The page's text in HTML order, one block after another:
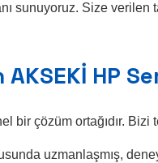
sunuyoruz. Size
AKSEKİ HP
çözüm ortağıdır.
uzmanlaşmış,